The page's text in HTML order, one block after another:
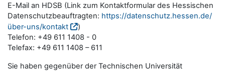
E-Mail an HDSB (Link zum Kontaktformular des Hessischen
Datenschutzbeauftragten: https://datenschutz.hessen.de/
über-uns/kontakt
)
Telefon: +49 611 1408 - 0
Telefax: +49 611 1408 – 611
Sie haben gegenüber der Technischen Universität